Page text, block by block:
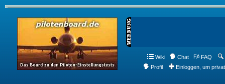
Wiki Chat FAQ
Profil
Einloggen, um